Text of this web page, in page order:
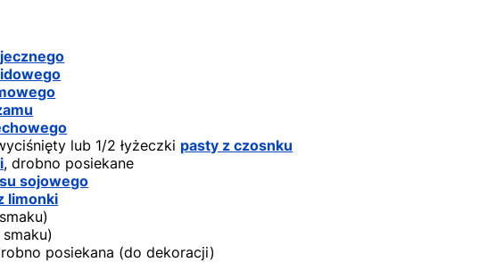
lub 1/2 łyżeczki pasty z czosnku
, drobno posiekane
sojowego
limonki
posiekana (do dekoracji)